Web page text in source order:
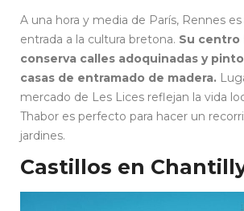
A una hora y media de París, Rennes
entrada a la cultura bretona. Su centro
conserva calles adoquinadas y
casas de entramado de madera.
mercado de Les Lices reflejan la vida
Thabor es perfecto para hacer un
jardines.
Castillos en